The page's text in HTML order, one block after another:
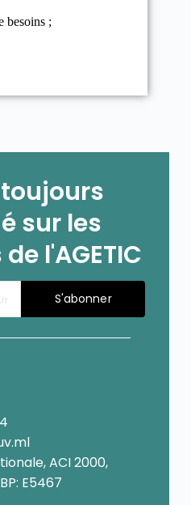
besoins ;
toujours
sur les
l'AGETIC
S'abonner
ACI 2000,
E5467